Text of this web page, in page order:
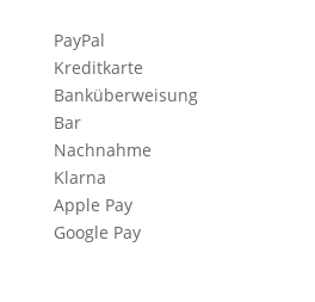
PayPal
Kreditkarte
Banküberweisung
Bar
Nachnahme
Klarna
Apple Pay
Google Pay